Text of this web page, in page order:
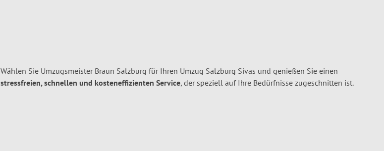
Wählen Sie Umzugsmeister Braun Salzburg für Ihren Umzug Salzburg Sivas und genießen Sie einen
stressfreien, schnellen und kosteneffizienten Service, der speziell auf Ihre Bedürfnisse zugeschnitten ist.